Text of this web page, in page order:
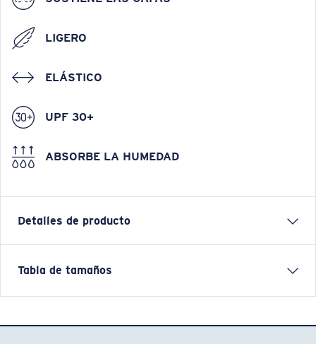
LIGERO
ELÁSTICO
UPF 30+
ABSORBE LA HUMEDAD
Detalles de producto
Venture Performance Hoody
Tabla de tamaños